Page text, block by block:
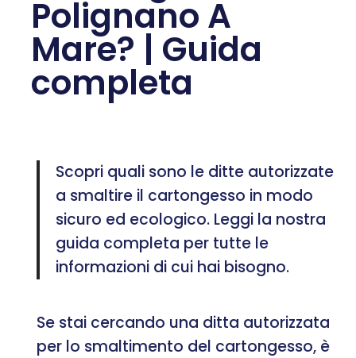
Polignano A
Mare? | Guida
completa
Scopri quali sono le ditte autorizzate
a smaltire il cartongesso in modo
sicuro ed ecologico. Leggi la nostra
guida completa per tutte le
informazioni di cui hai bisogno.
Se stai cercando una ditta autorizzata
per lo smaltimento del cartongesso, è